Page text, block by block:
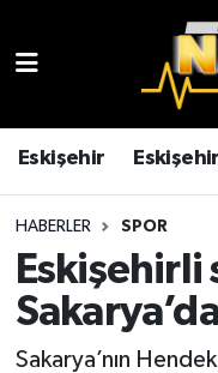
Eskişehir
HABERLER SPOR
Sakarya’nın
Çevre
Eğitim
Ekonomi
Eskişehir Hava
Eskişehir Trafik
Tüm Manşetler
Son Dakika